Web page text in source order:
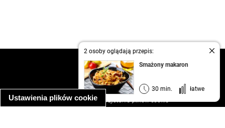
Ustawienia plików cookie
2 osoby oglądają przepis:
Smażony makaron
30 min. łatwe
kontakt
regulamin
informacja o prywatności
informacja o wykorzystaniu plików cookie